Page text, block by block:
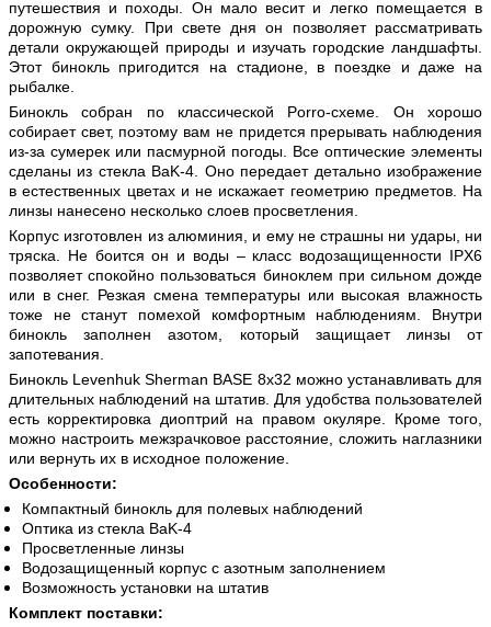
путешествия и походы. Он мало весит и легко помещается в
дорожную сумку. При свете дня он позволяет рассматривать
детали окружающей природы и изучать городские ландшафты.
Этот бинокль пригодится на стадионе, в поездке и даже на
рыбалке.
Бинокль собран по классической Porro-схеме. Он хорошо
собирает свет, поэтому вам не придется прерывать наблюдения
из-за сумерек или пасмурной погоды. Все оптические элементы
сделаны из стекла BaK-4. Оно передает детально изображение
в естественных цветах и не искажает геометрию предметов. На
линзы нанесено несколько слоев просветления.
Корпус изготовлен из алюминия, и ему не страшны ни удары, ни
тряска. Не боится он и воды – класс водозащищенности IPX6
позволяет спокойно пользоваться биноклем при сильном дожде
или в снег. Резкая смена температуры или высокая влажность
тоже не станут помехой комфортным наблюдениям. Внутри
бинокль заполнен азотом, который защищает линзы от
запотевания.
Бинокль Levenhuk Sherman BASE 8x32 можно устанавливать для
длительных наблюдений на штатив. Для удобства пользователей
есть корректировка диоптрий на правом окуляре. Кроме того,
можно настроить межзрачковое расстояние, сложить наглазники
или вернуть их в исходное положение.
Особенности:
Компактный бинокль для полевых наблюдений
Оптика из стекла BaK-4
Просветленные линзы
Водозащищенный корпус с азотным заполнением
Возможность установки на штатив
Комплект поставки: